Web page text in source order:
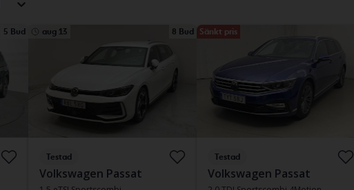
5 Bud aug 13 8 Bud
Testad
Volkswagen Passat
Sänkt pris
Testad
Volkswagen Passat